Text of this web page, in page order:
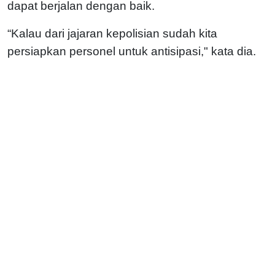
dapat berjalan dengan baik.
“Kalau dari jajaran kepolisian sudah kita
persiapkan personel untuk antisipasi," kata dia.